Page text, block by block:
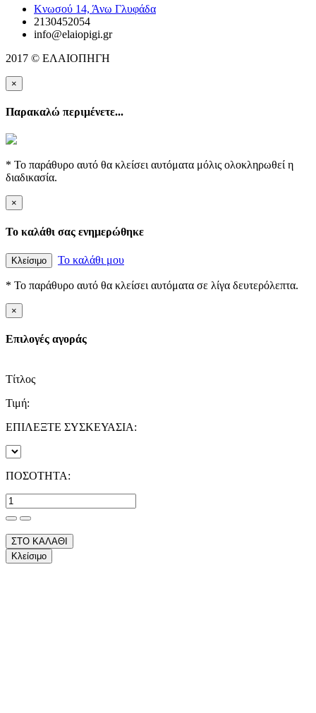
Κνωσού 14, Άνω Γλυφάδα
2130452054
info@elaiopigi.gr
2017 © ΕΛΑΙΟΠΗΓΗ
×
Παρακαλώ περιμένετε...
* Το παράθυρο αυτό θα κλείσει αυτόματα μόλις ολοκληρωθεί η
διαδικασία.
×
Το καλάθι σας ενημερώθηκε
Κλείσιμο Το καλάθι μου
* Το παράθυρο αυτό θα κλείσει αυτόματα σε λίγα δευτερόλεπτα.
×
Επιλογές αγοράς
Τίτλος
Τιμή:
ΕΠΙΛΕΞΤΕ ΣΥΣΚΕΥΑΣΙΑ:
ΠΟΣΟΤΗΤΑ:
ΣΤΟ ΚΑΛΑΘΙ
Κλείσιμο